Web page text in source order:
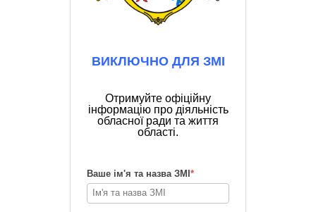
ВИКЛЮЧНО ДЛЯ ЗМІ
Отримуйте офіційну
інформацію про діяльність
обласної ради та життя
області.
Ваше ім'я та назва ЗМІ *